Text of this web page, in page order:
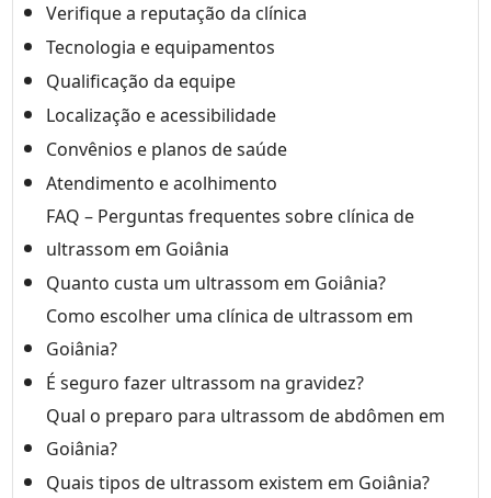
Verifique a reputação da clínica
Tecnologia e equipamentos
Qualificação da equipe
Localização e acessibilidade
Convênios e planos de saúde
Atendimento e acolhimento
FAQ – Perguntas frequentes sobre clínica de
ultrassom em Goiânia
Quanto custa um ultrassom em Goiânia?
Como escolher uma clínica de ultrassom em
Goiânia?
É seguro fazer ultrassom na gravidez?
Qual o preparo para ultrassom de abdômen em
Goiânia?
Quais tipos de ultrassom existem em Goiânia?